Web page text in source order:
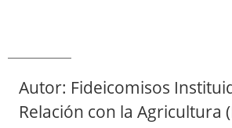
Autor: Fideicomisos
Relación con la Agricultura